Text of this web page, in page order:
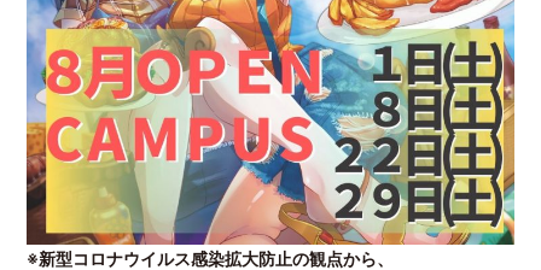
※新型コロナウイルス感染拡大防止の観点から、